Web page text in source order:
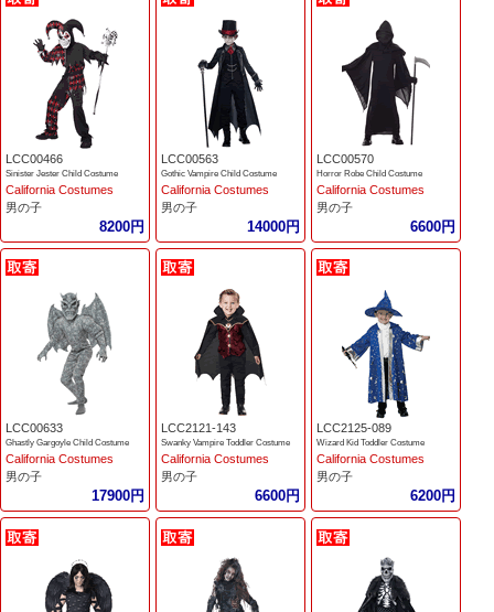
LCC00466
Sinister Jester Child Costume
California Costumes
男の子
8200円
LCC00563
Gothic Vampire Child Costume
California Costumes
男の子
14000円
LCC00570
Horror Robe Child Costume
California Costumes
男の子
6600円
LCC00633
Ghastly Gargoyle Child Costume
California Costumes
男の子
17900円
LCC2121-143
Swanky Vampire Toddler Costume
California Costumes
男の子
6600円
LCC2125-089
Wizard Kid Toddler Costume
California Costumes
男の子
6200円